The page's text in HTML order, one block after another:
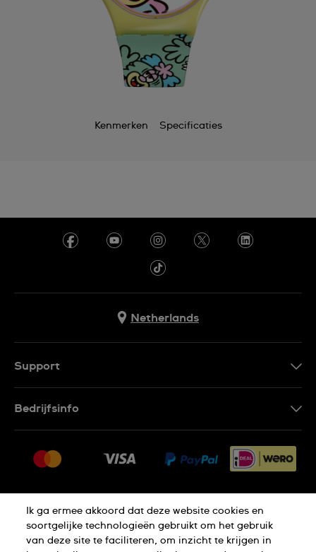
Kenmerken Specificaties
Netherlands
Support
Retouren
Verkoopvoorwaarden
Annulering van de overeenkomst
Bedrijfsinfo
Vacatures
Thuiswinkel certificaat
Ik ga ermee akkoord dat deze website cookies en
soortgelijke technologieën gebruikt om het gebruik
van deze site te faciliteren, om inzicht te krijgen in